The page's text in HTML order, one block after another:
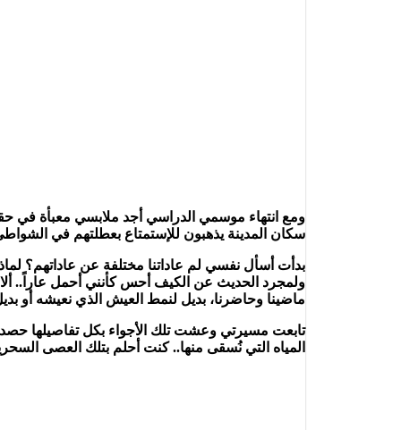
ومع انتهاء موسمي الدراسي أجد ملابسي معبأة في
سكان المدينة يذهبون للإستمتاع بعطلتهم في
بدأت أسأل نفسي لم عاداتنا مختلفة عن عاداتهم؟
ولمجرد الحديث عن الكيف أحس كأنني أحمل عاراً.. ألا
ماضينا وحاضرنا، بديل لنمط العيش الذي نعيشه أو
تابعت مسيرتي وعشت تلك الأجواء بكل تفاصيلها
المياه التي نُسقى منها.. كنت أحلم بتلك العصى